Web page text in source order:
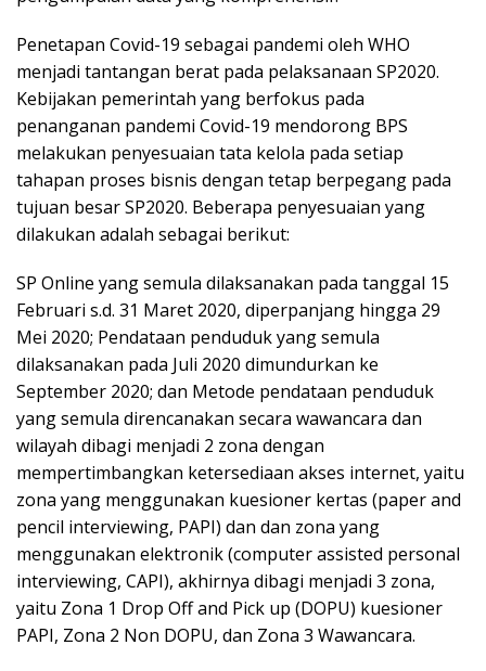
Penetapan Covid-19 sebagai pandemi oleh WHO
menjadi tantangan berat pada pelaksanaan SP2020.
Kebijakan pemerintah yang berfokus pada
penanganan pandemi Covid-19 mendorong BPS
melakukan penyesuaian tata kelola pada setiap
tahapan proses bisnis dengan tetap berpegang pada
tujuan besar SP2020. Beberapa penyesuaian yang
dilakukan adalah sebagai berikut:
SP Online yang semula dilaksanakan pada tanggal 15
Februari s.d. 31 Maret 2020, diperpanjang hingga 29
Mei 2020; Pendataan penduduk yang semula
dilaksanakan pada Juli 2020 dimundurkan ke
September 2020; dan Metode pendataan penduduk
yang semula direncanakan secara wawancara dan
wilayah dibagi menjadi 2 zona dengan
mempertimbangkan ketersediaan akses internet, yaitu
zona yang menggunakan kuesioner kertas (paper and
pencil interviewing, PAPI) dan dan zona yang
menggunakan elektronik (computer assisted personal
interviewing, CAPI), akhirnya dibagi menjadi 3 zona,
yaitu Zona 1 Drop Off and Pick up (DOPU) kuesioner
PAPI, Zona 2 Non DOPU, dan Zona 3 Wawancara.